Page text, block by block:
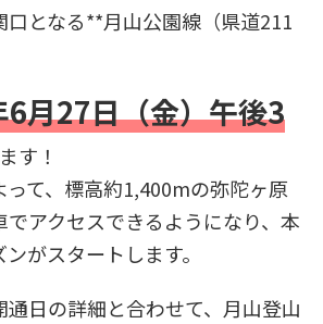
口となる**月山公園線（県道211
月27日（金）午後3
す！
って、標高約1,400mの弥陀ヶ原
でアクセスできるようになり、本
がスタートします。
通日の詳細と合わせて、月山登山